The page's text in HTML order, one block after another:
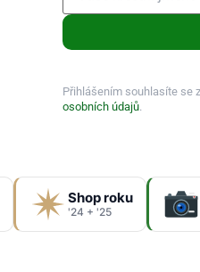
Přihlášením souhlasíte se
osobních údajů.
Shop roku
'24 + '25